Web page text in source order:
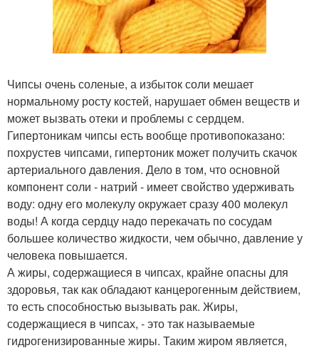
Чипсы очень соленые, а избыток соли мешает
нормальному росту костей, нарушает обмен веществ и
может вызвать отеки и проблемы с сердцем.
Гипертоникам чипсы есть вообще противопоказано:
похрустев чипсами, гипертоник может получить скачок
артериального давления. Дело в том, что основной
компонент соли - натрий - имеет свойство удерживать
воду: одну его молекулу окружает сразу 400 молекул
воды! А когда сердцу надо перекачать по сосудам
большее количество жидкости, чем обычно, давление у
человека повышается.
А жиры, содержащиеся в чипсах, крайне опасны для
здоровья, так как обладают канцерогенным действием,
то есть способностью вызывать рак. Жиры,
содержащиеся в чипсах, - это так называемые
гидрогенизированные жиры. Таким жиром является,